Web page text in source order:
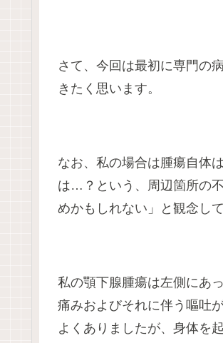
さて、今回は最初に専門の
きたく思います。
なお、私の場合は腫瘍自体
は…？という、周辺箇所の
めかもしれない」と観念し
私の顎下腺腫瘍は左側にあ
痛みおよびそれに伴う嘔吐
よくありましたが、身体を